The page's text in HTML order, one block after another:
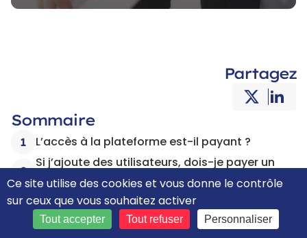
Sommaire
1 L’accès à la plateforme est-il payant ?
2
Si j’ajoute des utilisateurs, dois-je payer un
supplément ?
3 Quels sont les tarifs de la plateforme ?
L’intégration avec mon outil de gestion est-
Partagez
Ce site utilise des cookies et vous donne le contrôle
sur ceux que vous souhaitez activer
Tout accepter Tout refuser Personnaliser